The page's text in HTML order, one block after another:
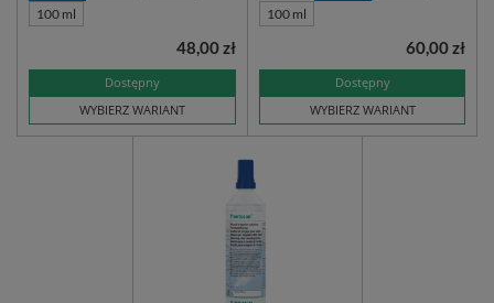
100 ml
Dostępny
WYBIERZ WARIANT
48,00 zł
100 ml
Dostępny
WYBIERZ WARIANT
60,00 zł